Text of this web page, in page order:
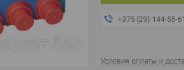
+375 (29) 144-55-61
Условия оплаты и